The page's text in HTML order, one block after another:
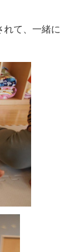
れて、一緒に